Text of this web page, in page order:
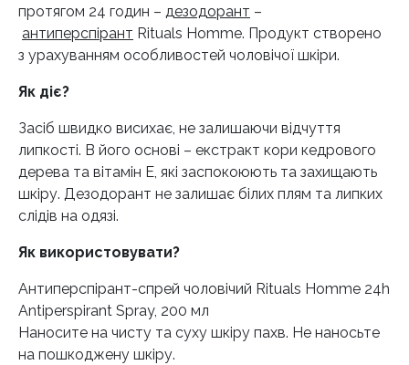
протягом 24 годин – дезодорант –
антиперспірант Rituals Homme. Продукт створено
з урахуванням особливостей чоловічої шкіри.
Як діє?
Засіб швидко висихає, не залишаючи відчуття
липкості. В його основі – екстракт кори кедрового
дерева та вітамін Е, які заспокоюють та захищають
шкіру. Дезодорант не залишає білих плям та липких
слідів на одязі.
Як використовувати?
Антиперспірант-спрей чоловічий Rituals Homme 24h
Antiperspirant Spray, 200 мл
Наносите на чисту та суху шкіру пахв. Не наносьте
на пошкоджену шкіру.